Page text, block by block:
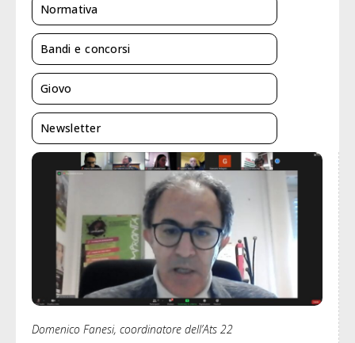
Domenico Fanesi, coordinatore dell’Ats 22
Normativa
Bandi e concorsi
Giovo
Newsletter